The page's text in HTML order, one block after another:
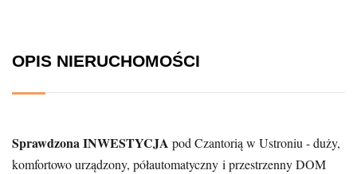
OPIS NIERUCHOMOŚCI
Sprawdzona INWESTYCJA pod Czantorią w Ustroniu - duży,
komfortowo urządzony, półautomatyczny i przestrzenny DOM